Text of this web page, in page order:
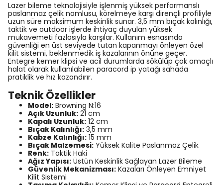
Lazer bileme teknolojisiyle işlenmiş yüksek performanslı
paslanmaz çelik namlusu, körelmeye karşı dirençli profiliyle
uzun süre maksimum keskinlik sunar. 3,5 mm bıçak kalınlığı,
taktik ve outdoor işlerde ihtiyaç duyulan yüksek
mukavemeti fazlasıyla karşılar. Kullanım esnasında
güvenliği en üst seviyede tutan kapanmayı önleyen özel
kilit sistemi, beklenmedik iş kazalarının önüne geçer.
Entegre kemer klipsi ve acil durumlarda sökülüp çok amaçlı
halat olarak kullanılabilen paracord ip yatağı sahada
pratiklik ve hız kazandırır.
Teknik Özellikler
Model: Browning N:16
Açık Uzunluk: 21 cm
Kapalı Uzunluk: 12 cm
Bıçak Kalınlığı: 3,5 mm
Kabze Kalınlığı: 15 mm
Bıçak Malzemesi: Yüksek Kalite Paslanmaz Çelik
Renk: Taktik Haki
Ağız Yapısı: Üstün Keskinlik Sağlayan Lazer Bileme
Güvenlik Mekanizması: Kazaları Önleyen Emniyet
Kilit Sistemi